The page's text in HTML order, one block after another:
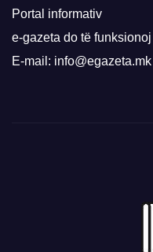
Portal informativ
e-gazeta do të
E-mail: info@egazeta.mk